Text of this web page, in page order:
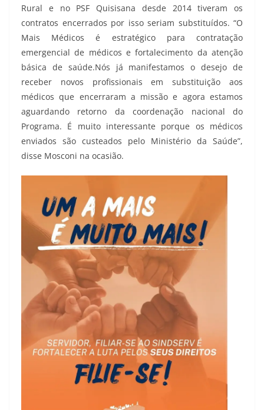
Rural e no PSF Quisisana desde 2014 tiveram os
contratos encerrados por isso seriam substituídos. “O
Mais Médicos é estratégico para contratação
emergencial de médicos e fortalecimento da atenção
básica de saúde.Nós já manifestamos o desejo de
receber novos profissionais em substituição aos
médicos que encerraram a missão e agora estamos
aguardando retorno da coordenação nacional do
Programa. É muito interessante porque os médicos
enviados são custeados pelo Ministério da Saúde”,
disse Mosconi na ocasião.